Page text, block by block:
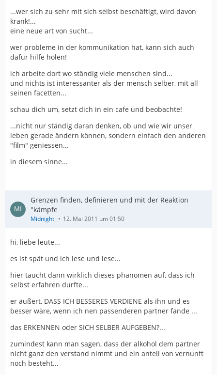
...wer sich zu sehr mit sich selbst beschäftigt, wird davon
krank!...
eine neue art von sucht...
wer probleme in der kommunikation hat, kann sich auch
dafür hilfe holen!
ich arbeite dort wo ständig viele menschen sind...
und nichts ist interessanter als der mensch selber, mit all
seinen facetten...
schau dich um, setzt dich in ein cafe und beobachte!
...nicht nur ständig daran denken, ob und wie wir unser
leben gerade ändern können, sondern einfach den anderen
"film" geniessen...
in diesem sinne...
Grenzen finden, definieren und mit der Reaktion
"kämpfe
Midnight 12. Mai 2011 um 01:50
hi, liebe leute...
es ist spät und ich lese und lese...
hier taucht dann wirklich dieses phänomen auf, dass ich
selbst erfahren durfte...
er äußert, DASS ICH BESSERES VERDIENE als ihn und es
besser wäre, wenn ich nen passenderen partner fände ...
das ERKENNEN oder SICH SELBER AUFGEBEN?...
zumindest kann man sagen, dass der alkohol dem partner
nicht ganz den verstand nimmt und ein anteil von vernunft
noch besteht...